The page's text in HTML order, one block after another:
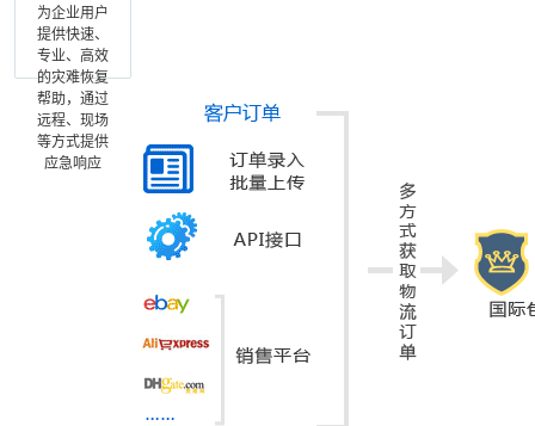
为企业用户
提供快速、
专业、高效
的灾难恢复
帮助，通过
远程、现场
等方式提供
应急响应